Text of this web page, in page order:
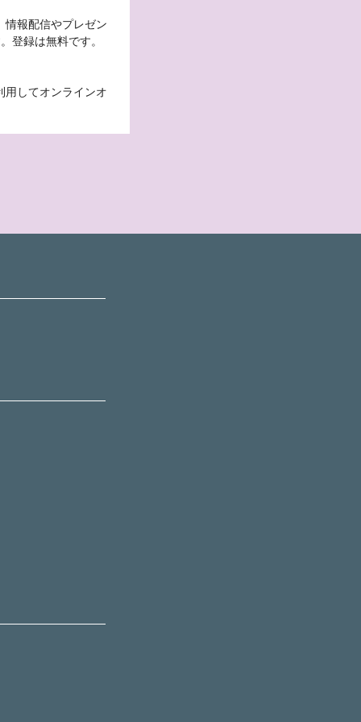
情報配信やプレゼン
登録は無料です。
用してオンラインオ